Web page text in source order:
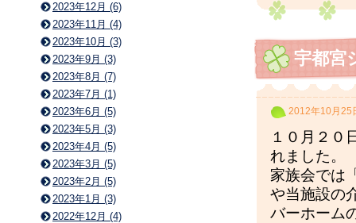
宇都宮
2012年10月25
１０月２０
れました。
家族会では
や当施設の
バーホーム
2023年12月 (6)
2023年11月 (4)
2023年10月 (3)
2023年9月 (3)
2023年8月 (7)
2023年7月 (1)
2023年6月 (5)
2023年5月 (3)
2023年4月 (5)
2023年3月 (5)
2023年2月 (5)
2023年1月 (3)
2022年12月 (4)